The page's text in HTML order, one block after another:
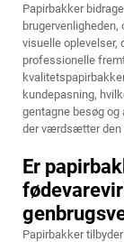
Papirbakker
visuelle oplevelser,
professionelle
kundepasning,
gentagne besøg
der værdsætter den
Er
Papirbakker